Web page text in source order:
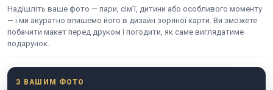
Надішліть ваше фото — пари, сім’ї, дитини або особливого моменту
— і ми акуратно впишемо його в дизайн зоряної карти. Ви зможете
побачити макет перед друком і погодити, як саме виглядатиме
подарунок.
З ВАШИМ ФОТО